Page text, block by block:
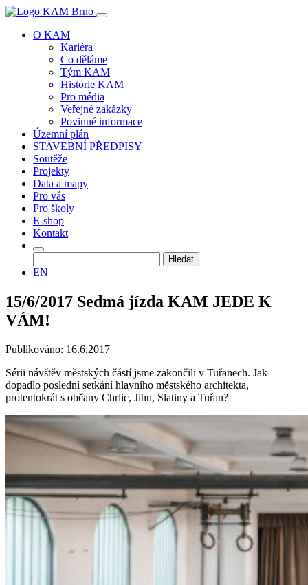
O KAM
Kariéra
Co děláme
Tým KAM
Historie KAM
Pro média
Veřejné zakázky
Povinné informace
Územní plán
STAVEBNÍ PŘEDPISY
Soutěže
Projekty
Data a mapy
Pro vás
Pro školy
E-shop
Kontakt
EN
15/6/2017 Sedmá jízda KAM JEDE K
VÁM!
Publikováno: 16.6.2017
Sérii návštěv městských částí jsme zakončili v Tuřanech. Jak
dopadlo poslední setkání hlavního městského architekta,
protentokrát s občany Chrlic, Jihu, Slatiny a Tuřan?